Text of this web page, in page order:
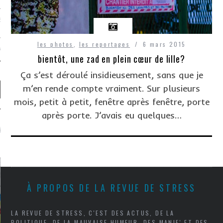
DE STRESS, C’EST
LES PLUS
LUS
les photos les reportages 6 mars 2015
bientôt, une zad en plein cœur de lille?
Ça s’est déroulé insidieusement, sans que je
m’en rende compte vraiment. Sur plusieurs
mois, petit à petit, fenêtre après fenêtre, porte
après porte. J’avais eu quelques…
À PROPOS DE LA REVUE DE STRESS
LA REVUE DE STRESS, C'EST DES ACTUS, DE LA